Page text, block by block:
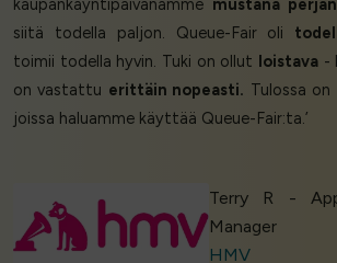
kaupankäyntipäivänämme mustana
siitä todella paljon. Queue-Fair oli
toimii todella hyvin. Tuki on ollut
loistava -
on vastattu erittäin nopeasti. Tulossa
joissa haluamme käyttää Queue-Fair:ta.’
Terry R -
Manager
HMV